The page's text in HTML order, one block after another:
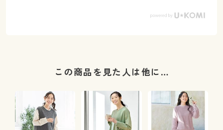
この商品を見た人は他に…